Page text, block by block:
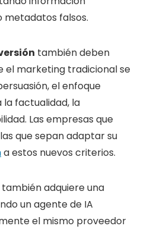
falsos.
también deben
el marketing tradicional se
el enfoque
la factualidad, la
Las empresas que
que sepan adaptar su
a estos nuevos criterios.
adquiere una
un agente de IA
el mismo proveedor